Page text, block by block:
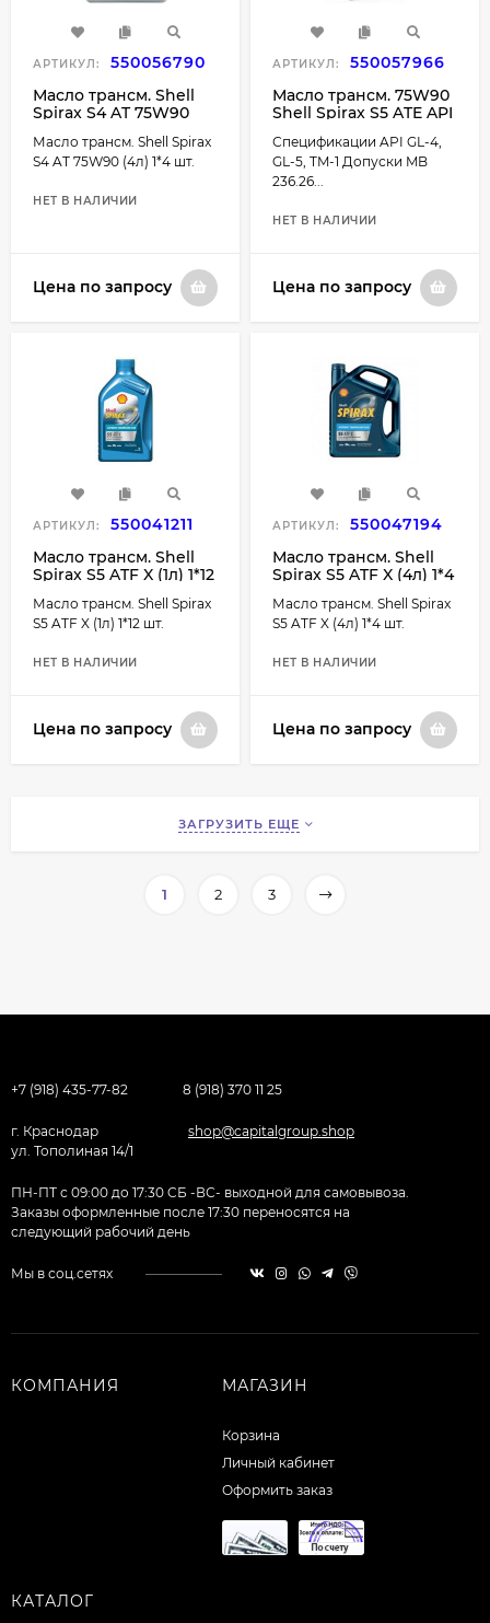
АРТИКУЛ:
550056790
Масло трансм. Shell
Spirax S4 AT 75W90
Масло трансм. Shell Spirax
S4 AT 75W90 (4л) 1*4 шт.
НЕТ В НАЛИЧИИ
Цена по запросу
АРТИКУЛ:
550057966
Масло трансм. 75W90
Shell Spirax S5 ATE API
1*12 шт.
Спецификации API GL-4,
GL-5, TM-1 Допуски MB
236.26...
НЕТ В НАЛИЧИИ
Цена по запросу
АРТИКУЛ:
550041211
Масло трансм. Shell
Spirax S5 ATF X (1л) 1*12
Масло трансм. Shell Spirax
S5 ATF X (1л) 1*12 шт.
НЕТ В НАЛИЧИИ
Цена по запросу
АРТИКУЛ:
550047194
Масло трансм. Shell
Spirax S5 ATF X (4л) 1*4
Масло трансм. Shell Spirax
S5 ATF X (4л) 1*4 шт.
НЕТ В НАЛИЧИИ
Цена по запросу
ЗАГРУЗИТЬ ЕЩЕ
1 2 3
+7 (918) 435-77-82 8 (918) 370 11 25
г. Краснодар
ул. Тополиная 14/1
shop@capitalgroup.shop
ПН-ПТ с 09:00 до 17:30 CБ -ВС- выходной для самовывоза.
Заказы оформленные после 17:30 переносятся на
следующий рабочий день
Мы в соц.сетях
КОМПАНИЯ МАГАЗИН
Корзина
Личный кабинет
Оформить заказ
КАТАЛОГ